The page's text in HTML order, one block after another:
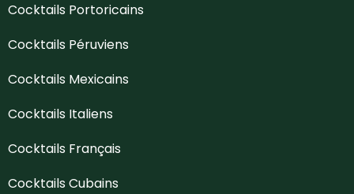
Cocktails Portoricains
Cocktails Péruviens
Cocktails Mexicains
Cocktails Italiens
Cocktails Français
Cocktails Cubains